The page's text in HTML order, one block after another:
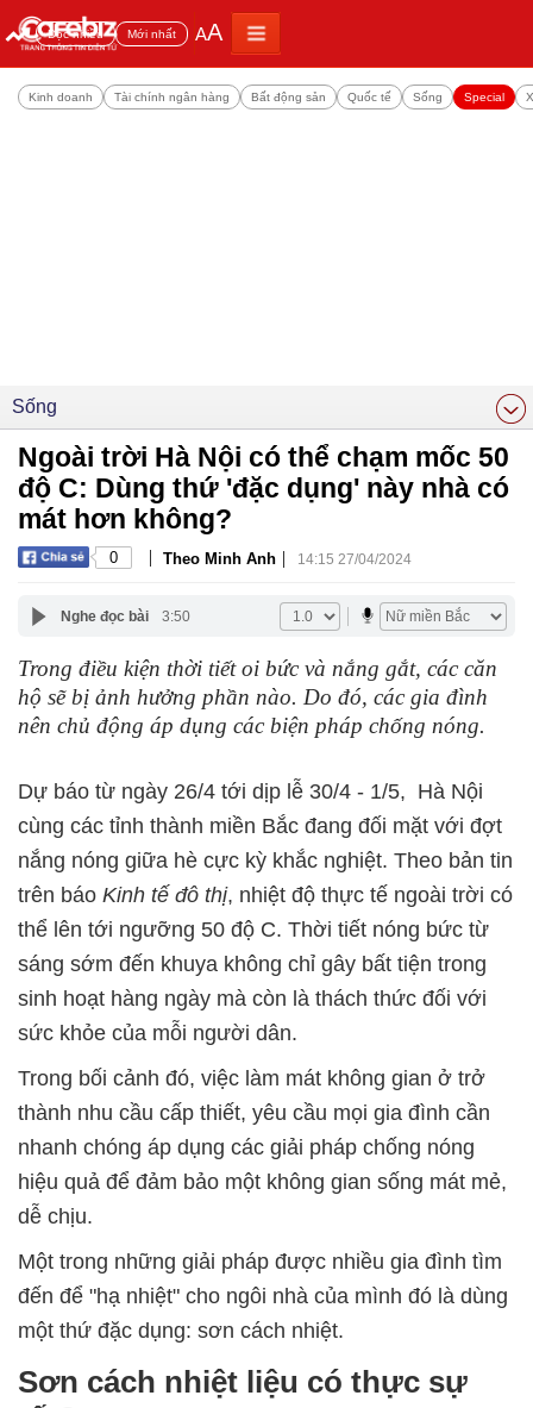
Đọc nhiều Mới nhất AA
Kinh doanh Tài chính ngân hàng Bất động sản Quốc tế Sống Special
Sống
Ngoài trời Hà Nội có thể chạm mốc 50
độ C: Dùng thứ 'đặc dụng' này nhà có
mát hơn không?
0 | Theo Minh Anh | 14:15 27/04/2024
Nghe đọc bài 3:50
Trong điều kiện thời tiết oi bức và nắng gắt, các căn
hộ sẽ bị ảnh hưởng phần nào. Do đó, các gia đình
nên chủ động áp dụng các biện pháp chống nóng.
Dự báo từ ngày 26/4 tới dịp lễ 30/4 - 1/5, Hà Nội
cùng các tỉnh thành miền Bắc đang đối mặt với đợt
nắng nóng giữa hè cực kỳ khắc nghiệt. Theo bản tin
trên báo Kinh tế đô thị, nhiệt độ thực tế ngoài trời có
thể lên tới ngưỡng 50 độ C. Thời tiết nóng bức từ
sáng sớm đến khuya không chỉ gây bất tiện trong
sinh hoạt hàng ngày mà còn là thách thức đối với
sức khỏe của mỗi người dân.
Trong bối cảnh đó, việc làm mát không gian ở trở
thành nhu cầu cấp thiết, yêu cầu mọi gia đình cần
nhanh chóng áp dụng các giải pháp chống nóng
hiệu quả để đảm bảo một không gian sống mát mẻ,
dễ chịu.
Một trong những giải pháp được nhiều gia đình tìm
đến để "hạ nhiệt" cho ngôi nhà của mình đó là dùng
một thứ đặc dụng: sơn cách nhiệt.
Sơn cách nhiệt liệu có thực sự